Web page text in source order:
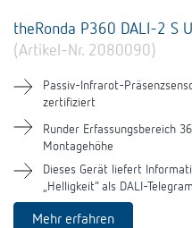
theRonda P360 DALI-2 S
(Artikel-Nr. 2080090)
Passiv-Infrarot-
zertifiziert
Runder Erfassungsbereich
Montagehöhe
Dieses Gerät liefert
„Helligkeit“ als DALI-
Mehr erfahren